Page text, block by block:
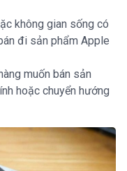
không gian sống có
đi sản phẩm Apple
muốn bán sản
hoặc chuyển hướng